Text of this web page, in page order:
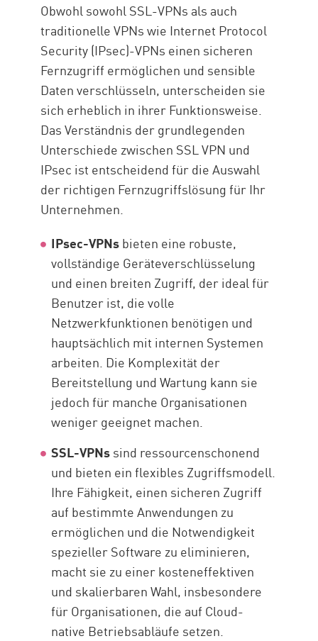
Obwohl sowohl SSL-VPNs als auch
traditionelle VPNs wie Internet Protocol
Security (IPsec)-VPNs einen sicheren
Fernzugriff ermöglichen und sensible
Daten verschlüsseln, unterscheiden sie
sich erheblich in ihrer Funktionsweise.
Das Verständnis der grundlegenden
Unterschiede zwischen SSL VPN und
IPsec ist entscheidend für die Auswahl
der richtigen Fernzugriffslösung für Ihr
Unternehmen.
IPsec-VPNsbieten eine robuste,
vollständige Geräteverschlüsselung
und einen breiten Zugriff, der ideal für
Benutzer ist, die volle
Netzwerkfunktionen benötigen und
hauptsächlich mit internen Systemen
arbeiten. Die Komplexität der
Bereitstellung und Wartung kann sie
jedoch für manche Organisationen
weniger geeignet machen.
SSL-VPNssind ressourcenschonend
und bieten ein flexibles Zugriffsmodell.
Ihre Fähigkeit, einen sicheren Zugriff
auf bestimmte Anwendungen zu
ermöglichen und die Notwendigkeit
spezieller Software zu eliminieren,
macht sie zu einer kosteneffektiven
und skalierbaren Wahl, insbesondere
für Organisationen, die auf Cloud-
native Betriebsabläufe setzen.